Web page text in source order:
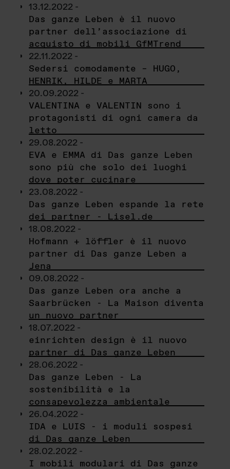
13.12.2022 -
Das ganze Leben è il nuovo
partner dell’associazione di
acquisto di mobili GfMTrend
22.11.2022 -
Sedersi comodamente – HUGO,
HENRIK, HILDE e MARTA
20.09.2022 -
VALENTINA e VALENTIN sono i
protagonisti di ogni camera da
letto
29.08.2022 -
EVA e EMMA di Das ganze Leben
sono più che solo dei luoghi
dove poter cucinare
23.08.2022 -
Das ganze Leben espande la rete
dei partner - Lisel.de
18.08.2022 -
Hofmann + löffler è il nuovo
partner di Das ganze Leben a
Jena
09.08.2022 -
Das ganze Leben ora anche a
Saarbrücken - La Maison diventa
un nuovo partner
18.07.2022 -
einrichten design è il nuovo
partner di Das ganze Leben
28.06.2022 -
Das ganze Leben - La
sostenibilità e la
consapevolezza ambientale
26.04.2022 -
IDA e LUIS - i moduli sospesi
di Das ganze Leben
28.02.2022 -
I mobili modulari di Das ganze